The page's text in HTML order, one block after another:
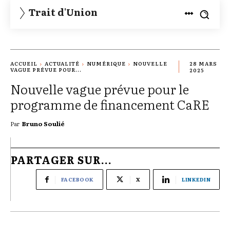
Trait d'Union
ACCUEIL ACTUALITÉ NUMÉRIQUE
NOUVELLE
VAGUE PRÉVUE POUR...
28 MARS
2025
Nouvelle vague prévue pour le
programme de financement CaRE
Par Bruno Soulié
PARTAGER SUR...
FACEBOOK X LINKEDIN